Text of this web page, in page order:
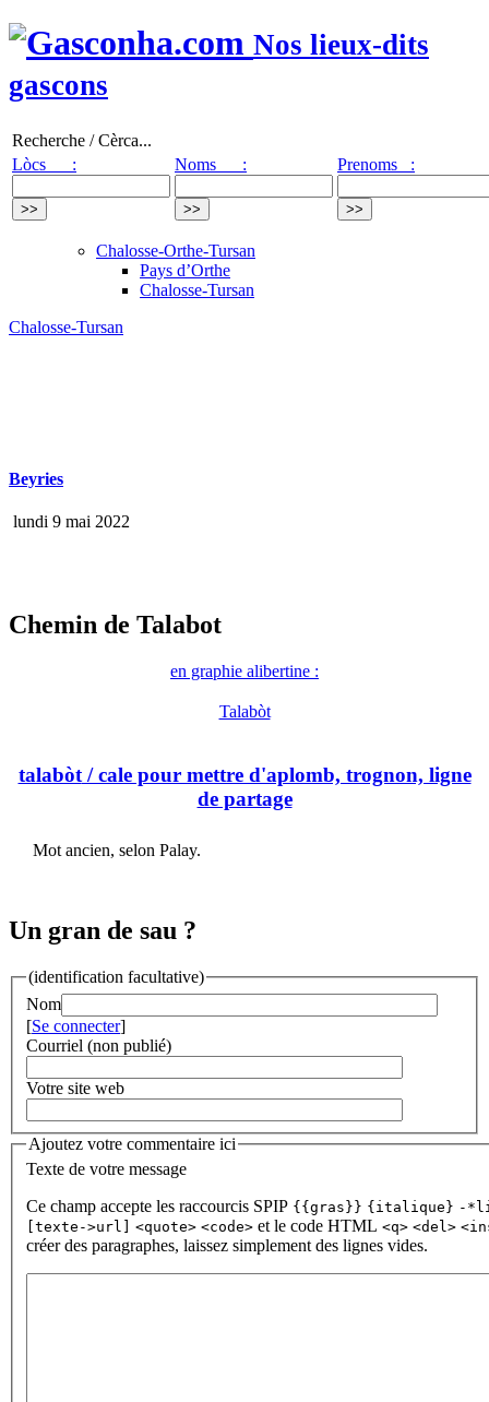
Nos lieux-dits
gascons
Recherche / Cèrca...
Lòcs :
Noms : Prenoms :
Chalosse-Orthe-Tursan
Pays d’Orthe
Chalosse-Tursan
Chalosse-Tursan
Beyries
lundi 9 mai 2022
Chemin de Talabot
en graphie alibertine :
Talabòt
talabòt/ cale pour mettre d'aplomb, trognon, ligne
de partage
Mot ancien, selon Palay.
Un gran de sau ?
(identification facultative)
Nom
[Se connecter]
Courriel (non publié)
Votre site web
Ajoutez votre commentaire ici
Texte de votre message
Ce champ accepte les raccourcis SPIP {{gras}} {italique} -
[texte->url]
<quote> <code> et le code HTML <q> <del>
créer des paragraphes, laissez simplement des lignes vides.